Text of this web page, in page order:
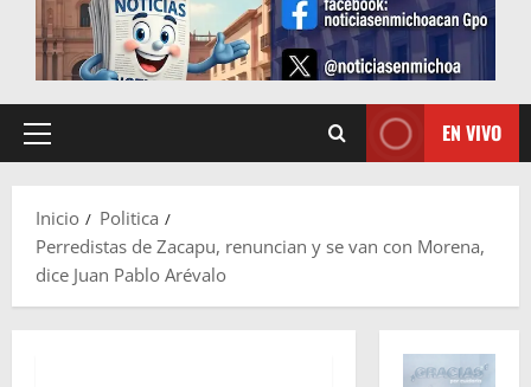
Menú
EN VIVO
Inicio
Politica
Perredistas de Zacapu, renuncian y se van con Morena,
dice Juan Pablo Arévalo